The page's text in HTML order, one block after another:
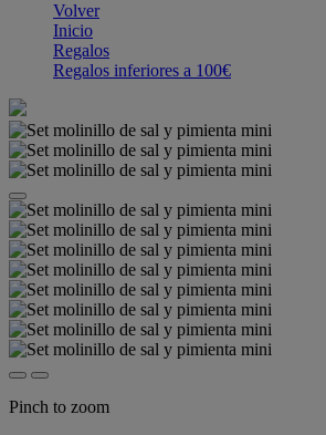
Volver
Inicio
Regalos
Regalos inferiores a 100€
Pinch to zoom